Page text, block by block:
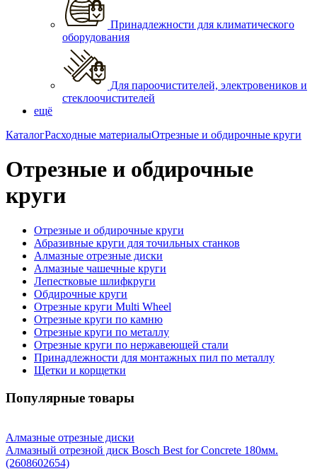
Принадлежности для климатического
оборудования
Для пароочистителей, электровеников и
стеклоочистителей
ещё
КаталогРасходные материалыОтрезные и обдирочные круги
Отрезные и обдирочные
круги
Отрезные и обдирочные круги
Абразивные круги для точильных станков
Алмазные отрезные диски
Алмазные чашечные круги
Лепестковые шлифкруги
Обдирочные круги
Отрезные круги Multi Wheel
Отрезные круги по камню
Отрезные круги по металлу
Отрезные круги по нержавеющей стали
Принадлежности для монтажных пил по металлу
Щетки и корщетки
Популярные товары
Алмазные отрезные диски
Алмазный отрезной диск Bosch Best for Concrete 180мм.
(2608602654)